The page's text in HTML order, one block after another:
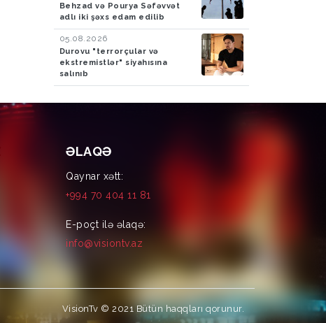
Behzad və Pourya Səfəvvət
adlı iki şəxs edam edilib
05.08.2026
Durovu "terrorçular və
ekstremistlər" siyahısına
salınıb
ƏLAQƏ
Qaynar xətt:
+994 70 404 11 81
E-poçt ilə əlaqə:
info@visiontv.az
VisionTv © 2021 Bütün haqqları qorunur.